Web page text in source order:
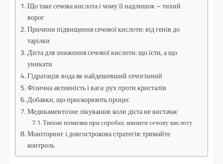
Що таке сечова кислота і чому її надлишок – тихий
ворог
Причини підвищення сечової кислоти: від генів до
тарілки
Дієта для зниження сечової кислоти: що їсти, а що
уникати
Гідратація: вода як найдешевший сечогінний
Фізична активність і вага: рух проти кристалів
Добавки, що прискорюють процес
Медикаментозне лікування: коли дієта не вистачає
Типові помилки при спробах знизити сечову кислоту
Моніторинг і довгострокова стратегія: тримайте
контроль